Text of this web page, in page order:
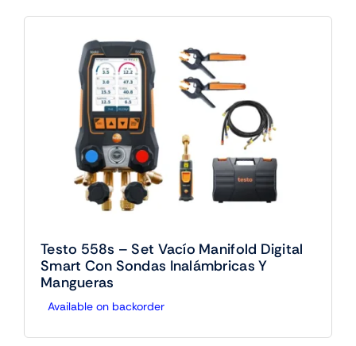
Testo 558s – Set Vacío Manifold Digital
Smart Con Sondas Inalámbricas Y
Mangueras
Available on backorder